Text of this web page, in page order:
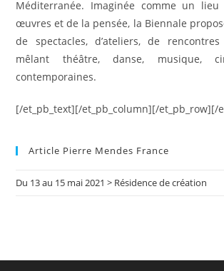
Méditerranée. Imaginée comme un
œuvres et de la pensée, la Biennale
de spectacles, d’ateliers, de
mêlant théâtre, danse, musique,
contemporaines.
[/et_pb_text][/et_pb_column][/et_pb_row][/
Article Pierre Mendes France
Du 13 au 15 mai 2021 > Résidence de création